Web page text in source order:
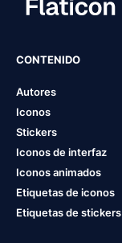
CONTENIDO
Autores
Iconos
Stickers
Iconos de interfaz
Iconos animados
Etiquetas de iconos
Etiquetas de stickers